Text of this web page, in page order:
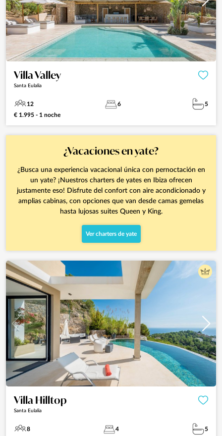
Villa Valley
Santa Eulalia
12 6
5
€ 1.995 - 1 noche
¿Vacaciones en yate?
¿Busca una experiencia vacacional única con pernoctación en
un yate? ¡Nuestros charters de yates en Ibiza ofrecen
justamente eso! Disfrute del confort con aire acondicionado y
amplias cabinas, con opciones que van desde camas gemelas
hasta lujosas suites Queen y King.
Ver charters de yate
Villa Hilltop
Santa Eulalia
8 4
5